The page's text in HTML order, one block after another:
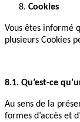
Cookies
Vous êtes informé
plusieurs Cookies
8.1. Qu’est-ce
Au sens de la
formes d’accès et